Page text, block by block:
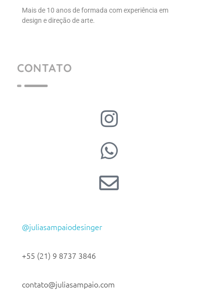
Mais de 10 anos de formada com experiência em
design e direção de arte.
CONTATO
@juliasampaiodesinger
+55 (21) 9 8737 3846
contato@juliasampaio.com